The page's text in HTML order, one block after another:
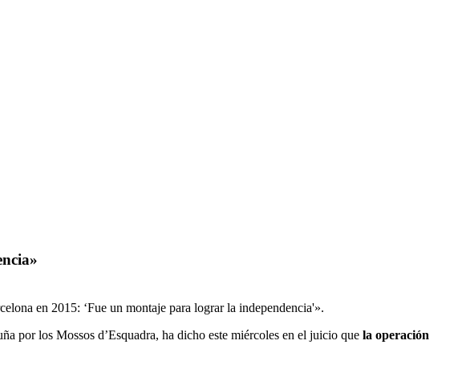
en 2015: ‘Fue un montaje para lograr la independencia'».
por los Mossos d’Esquadra, ha dicho este miércoles en el juicio que la operación